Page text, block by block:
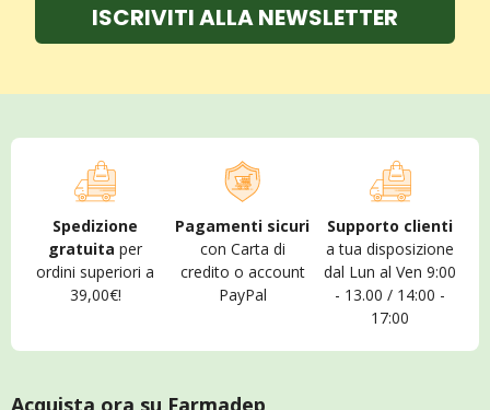
ISCRIVITI ALLA NEWSLETTER
Spedizione
gratuita per
ordini superiori a
39,00€!
Pagamenti sicuri
con Carta di
credito o account
PayPal
Supporto clienti
a tua disposizione
dal Lun al Ven 9:00
- 13.00 / 14:00 -
17:00
Acquista ora su Farmadep